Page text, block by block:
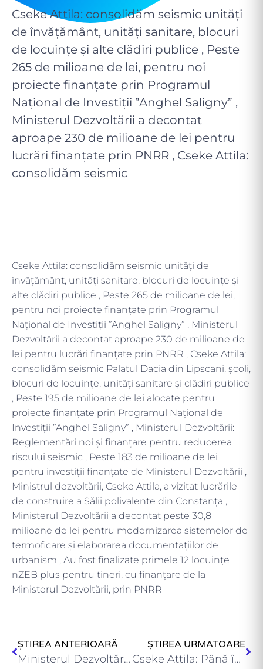
Cseke Attila: consolidăm seismic unități
de învățământ, unități sanitare, blocuri
de locuințe și alte clădiri publice , Peste
265 de milioane de lei, pentru noi
proiecte finanțate prin Programul
Național de Investiții ”Anghel Saligny” ,
Ministerul Dezvoltării a decontat
aproape 230 de milioane de lei pentru
lucrări finanțate prin PNRR , Cseke Attila:
consolidăm seismic
Cseke Attila: consolidăm seismic unități de
învățământ, unități sanitare, blocuri de locuințe și
alte clădiri publice , Peste 265 de milioane de lei,
pentru noi proiecte finanțate prin Programul
Național de Investiții ”Anghel Saligny” , Ministerul
Dezvoltării a decontat aproape 230 de milioane de
lei pentru lucrări finanțate prin PNRR , Cseke Attila:
consolidăm seismic Palatul Dacia din Lipscani, școli,
blocuri de locuințe, unități sanitare și clădiri publice
, Peste 195 de milioane de lei alocate pentru
proiecte finanțate prin Programul Național de
Investiții ”Anghel Saligny” , Ministerul Dezvoltării:
Reglementări noi și finanțare pentru reducerea
riscului seismic , Peste 183 de milioane de lei
pentru investiții finanțate de Ministerul Dezvoltării ,
Ministrul dezvoltării, Cseke Attila, a vizitat lucrările
de construire a Sălii polivalente din Constanța ,
Ministerul Dezvoltării a decontat peste 30,8
milioane de lei pentru modernizarea sistemelor de
termoficare și elaborarea documentațiilor de
urbanism , Au fost finalizate primele 12 locuințe
nZEB plus pentru tineri, cu finanțare de la
Ministerul Dezvoltării, prin PNRR
ȘTIREA ANTERIOARĂ
Ministerul Dezvoltării a virat peste 27 milioane de lei pentru…
ȘTIREA URMATOARE
Cseke Attila: Până în prezent, Ministerul Dezvoltării a finalizat 65…